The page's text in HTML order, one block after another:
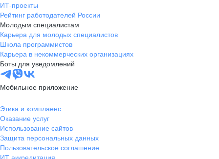
ИТ-проекты
Рейтинг работодателей России
Молодым специалистам
Карьера для молодых специалистов
Школа программистов
Карьера в некоммерческих организациях
Боты для уведомлений
Мобильное приложение
Этика и комплаенс
Оказание услуг
Использование сайтов
Защита персональных данных
Пользовательское соглашение